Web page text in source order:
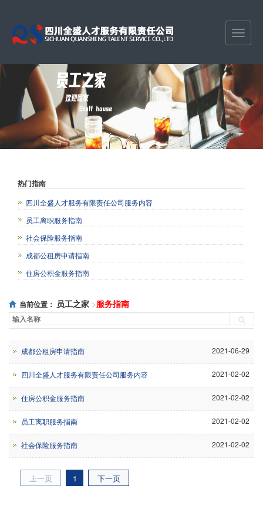
热门指南
四川全盛人才服务有限责任公司服务内容
员工离职服务指南
社会保险服务指南
成都公租房申请指南
住房公积金服务指南
当前位置： 员工之家 服务指南
成都公租房申请指南 2021-06-29
四川全盛人才服务有限责任公司服务内容 2021-02-02
住房公积金服务指南 2021-02-02
员工离职服务指南 2021-02-02
社会保险服务指南 2021-02-02
上一页 1 下一页